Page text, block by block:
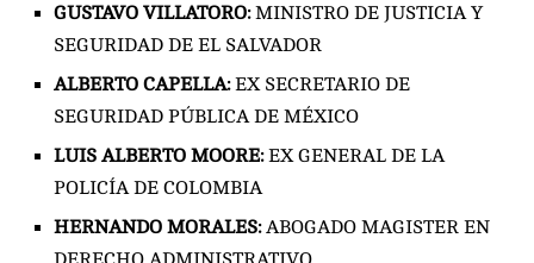
GUSTAVO VILLATORO:MINISTRO DE JUSTICIA Y
SEGURIDAD DE EL SALVADOR
ALBERTO CAPELLA:EX SECRETARIO DE
SEGURIDAD PÚBLICA DE MÉXICO
LUIS ALBERTO MOORE:EX GENERAL DE LA
POLICÍA DE COLOMBIA
HERNANDO MORALES: ABOGADO MAGISTER EN